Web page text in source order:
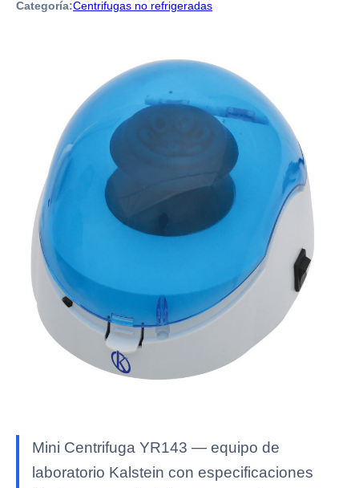
Categoría:Centrifugas no refrigeradas
Mini Centrifuga YR143 — equipo de
laboratorio Kalstein con especificaciones